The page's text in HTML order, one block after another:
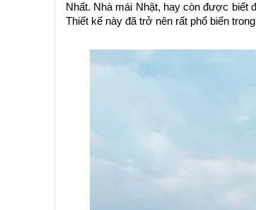
Nhất. Nhà mái Nhật, hay còn được biết
Thiết kế này đã trở nên rất phổ biến